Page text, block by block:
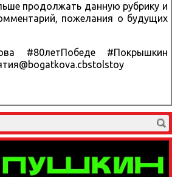
продолжать данную рубрику и
пожелания о будущих
#80летПобеде #Покрышкин